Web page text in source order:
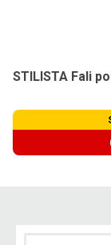
STILISTA Fali